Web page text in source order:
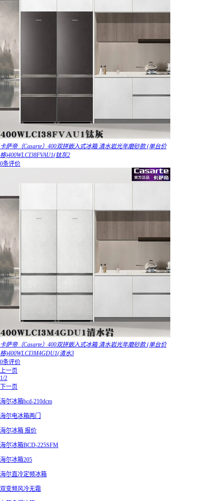
卡萨帝（Casarte）400双拼嵌入式冰箱 清水岩光年磨砂款 (单台价
格)400WLCI38FVAU1(钛灰2
0条评价
卡萨帝（Casarte）400双拼嵌入式冰箱 清水岩光年磨砂款 (单台价
格)400WLCI3M4GDU1(清水3
0条评价
上一页
1/2
下一页
海尔冰箱bcd-210dcm
海尔电冰箱两门
海尔冰箱 报价
海尔冰箱BCD-225SFM
海尔冰箱205
海尔直冷定频冰箱
双变频风冷无霜